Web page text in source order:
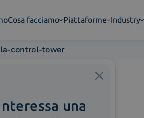
Cosa facciamo Piattaforme Industry
la-control-tower
una